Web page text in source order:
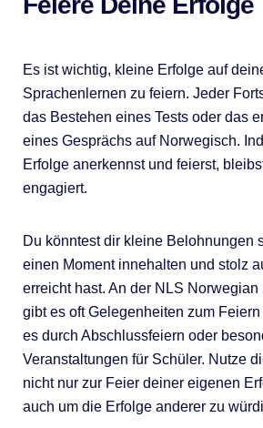
Es ist wichtig, kleine Erfolge auf
Sprachenlernen zu feiern. Jeder
das Bestehen eines Tests oder das
eines Gesprächs auf Norwegisch.
Erfolge anerkennst und feierst,
engagiert.
Du könntest dir kleine Belohnungen
einen Moment innehalten und stolz
erreicht hast. An der NLS Norwegian
gibt es oft Gelegenheiten zum
es durch Abschlussfeiern oder
Veranstaltungen für Schüler. Nutze
nicht nur zur Feier deiner eigenen
auch um die Erfolge anderer zu